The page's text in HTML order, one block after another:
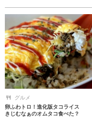
グルメ
卵ふわトロ！進化版タコライス
きじむなぁのオムタコ食べた？